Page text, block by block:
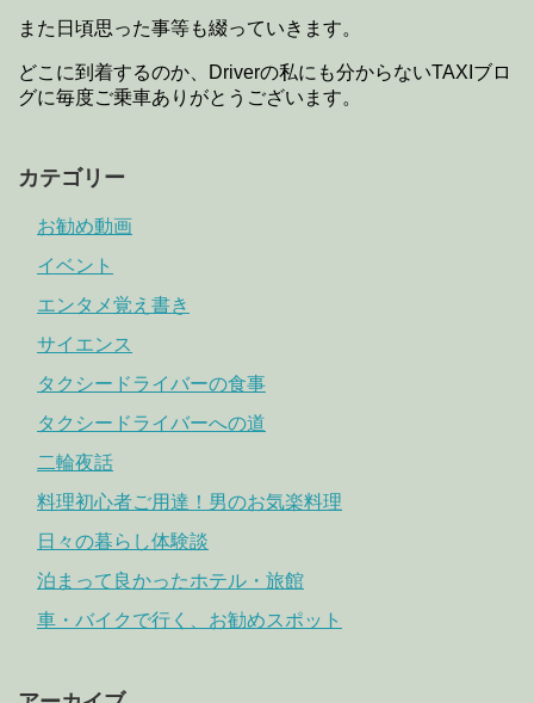
また日頃思った事等も綴っていきます。
どこに到着するのか、Driverの私にも分からないTAXIブロ
グに毎度ご乗車ありがとうございます。
カテゴリー
お勧め動画
イベント
エンタメ覚え書き
サイエンス
タクシードライバーの食事
タクシードライバーへの道
二輪夜話
料理初心者ご用達！男のお気楽料理
日々の暮らし体験談
泊まって良かったホテル・旅館
車・バイクで行く、お勧めスポット